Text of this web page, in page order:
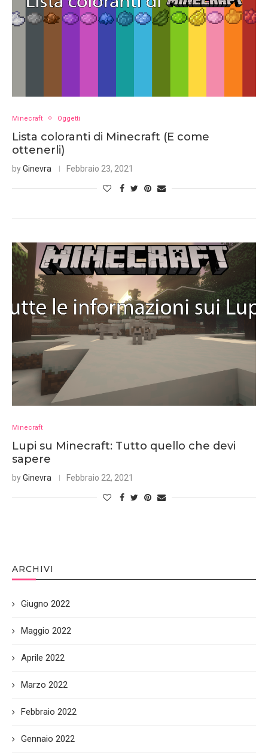
Minecraft Oggetti
Lista coloranti di Minecraft (E come
ottenerli)
byGinevra Febbraio 23, 2021
Minecraft
Lupi su Minecraft: Tutto quello che devi
sapere
byGinevra Febbraio 22, 2021
ARCHIVI
Giugno 2022
Maggio 2022
Aprile 2022
Marzo 2022
Febbraio 2022
Gennaio 2022